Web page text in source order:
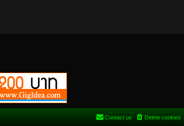
Delete cookies
Contact us